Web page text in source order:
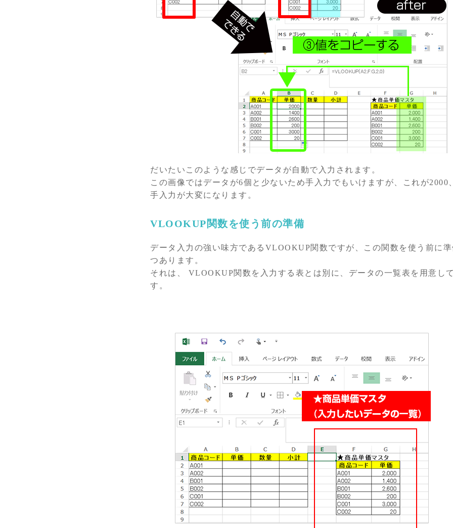
だいたいこのような感じでデータが自動で入力されます。
この画像ではデータが6個と少ないため手入力でもいけますが、これが2000
手入力が大変になります。
VLOOKUP関数を使う前の準備
データ入力の強い味方であるVLOOKUP関数ですが、この関数を使う前に準
つあります。
それは、 VLOOKUP関数を入力する表とは別に、データの一覧表を用意し
す。